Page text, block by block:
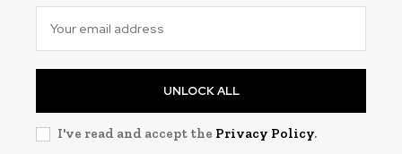
UNLOCK ALL
I've read and accept the Privacy Policy.